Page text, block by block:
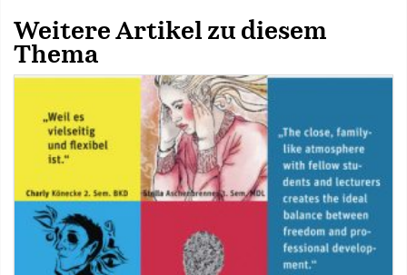
Weitere Artikel zu diesem
Thema